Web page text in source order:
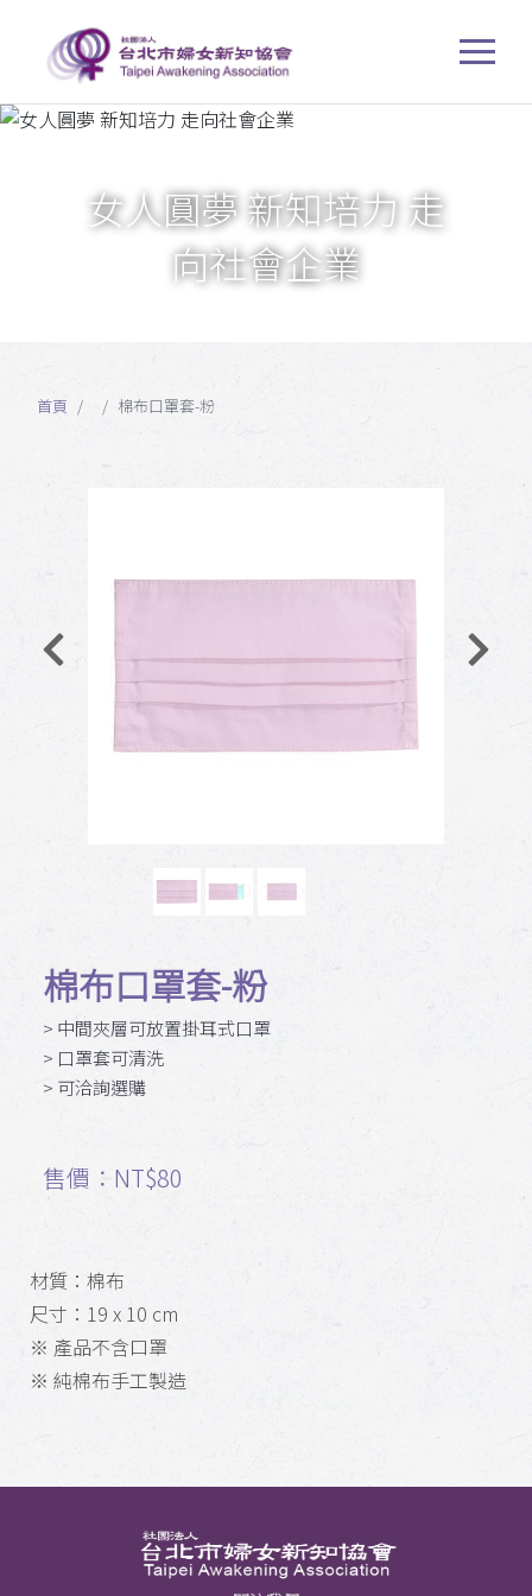
女人圓夢 新知培力 走
向社會企業
首頁 棉布口罩套-粉
棉布口罩套-粉
> 中間夾層可放置掛耳式口罩
> 口罩套可清洗
> 可洽詢選購
售價：NT$80
材質：棉布
尺寸：19 x 10 cm
※ 產品不含口罩
※ 純棉布手工製造